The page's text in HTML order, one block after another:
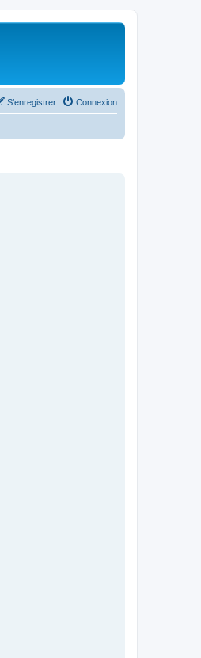
Connexion
S’enregistrer